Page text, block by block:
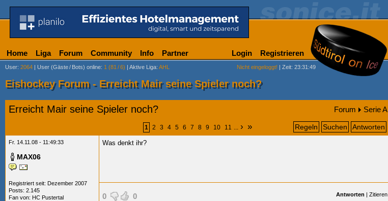
Home Liga Forum Community Info Partner Login Registrieren
User: 2064 | User (Gäste/ Bots) online: 1 (81 /6) | Aktive Liga: AHL Nicht eingeloggt! | Zeit: 23:31:49
Eishockey Forum - Erreicht Mair seine Spieler noch?
Erreicht Mair seine Spieler noch? Forum Serie A
1 2 3 4 5 6 7 8 9 10 11 ... › » Regeln Suchen Antworten
Fr. 14.11.08 - 11:49:33
MAX06
Registriert seit: Dezember 2007
Posts: 2.145
Fan von: HC Pustertal
Was denkt ihr?
0 0 Antworten | Zitieren